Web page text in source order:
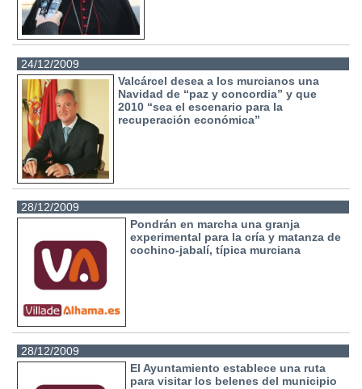
24/12/2009
Valcárcel desea a los murcianos una
Navidad de “paz y concordia” y que
2010 “sea el escenario para la
recuperación económica”
28/12/2009
Pondrán en marcha una granja
experimental para la cría y matanza de
cochino-jabalí, típica murciana
28/12/2009
El Ayuntamiento establece una ruta
para visitar los belenes del municipio